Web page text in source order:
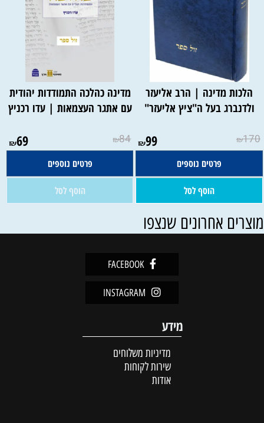
הלכות מדינה | הרב אליעזר
ולדנברג בעל ה"ציץ אליעזר"
₪170
₪99
פרטים נוספים
הוסף לסל
מדינה כהלכה התמודדות יהודית
עם אתגר העצמאות | עדו רכניץ
₪84
₪69
פרטים נוספים
הוסף לסל
אחרונים שנצפו
FACEBOOK
INSTAGRAM
מידע
מדיניות משלוחים
שירות לקוחות
אודות